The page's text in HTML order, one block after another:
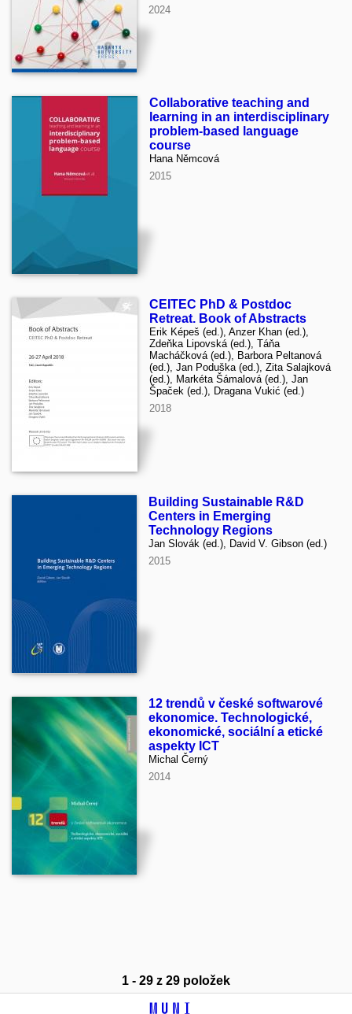
2024
Collaborative teaching and
learning in an interdisciplinary
problem-based language
course
Hana Němcová
2015
CEITEC PhD & Postdoc
Retreat. Book of Abstracts
Erik Képeš (ed.), Anzer Khan (ed.),
Zdeňka Lipovská (ed.), Táňa
Macháčková (ed.), Barbora Peltanová
(ed.), Jan Poduška (ed.), Zita Salajková
(ed.), Markéta Šámalová (ed.), Jan
Špaček (ed.), Dragana Vukić (ed.)
2018
Building Sustainable R&D
Centers in Emerging
Technology Regions
Jan Slovák (ed.), David V. Gibson (ed.)
2015
12 trendů v české softwarové
ekonomice. Technologické,
ekonomické, sociální a etické
aspekty ICT
Michal Černý
2014
1 - 29 z 29 položek